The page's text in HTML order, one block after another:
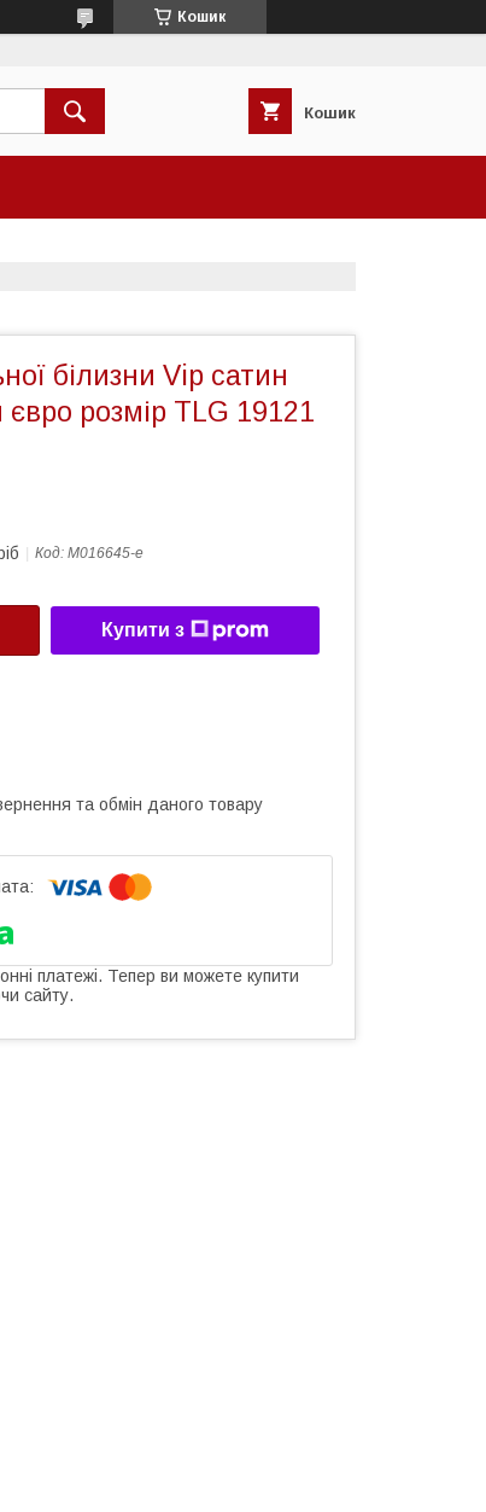
Кошик
Кошик
білизни Vip сатин
розмір TLG 19121
Код: M016645-е
Купити з
та обмін даного товару
платежі. Тепер ви можете купити
сайту.